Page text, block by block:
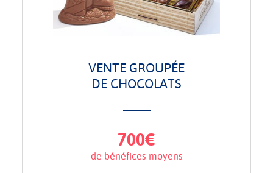
VENTE GROUPÉE
DE CHOCOLATS
700€
de bénéfices moyens